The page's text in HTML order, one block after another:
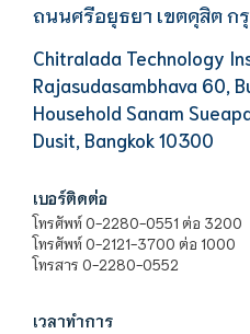
ถนนศรีอยุธยา เขตดุสิต ก
Chitralada Technology
Rajasudasambhava 60,
Household Sanam
Dusit, Bangkok 10300
เบอร์ติดต่อ
โทรศัพท์ 0-2280-0551 ต่อ 3200
โทรศัพท์ 0-2121-3700 ต่อ 1000
โทรสาร 0-2280-0552
เวลาทำการ